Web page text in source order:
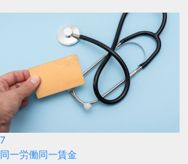
7
同一労働同一賃金